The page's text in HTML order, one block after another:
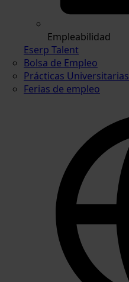
Empleabilidad
Eserp Talent
Bolsa de Empleo
Prácticas Universitarias
Ferias de empleo